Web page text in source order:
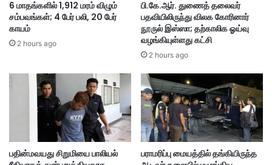
வே
தொ
ட
ரு
அ
மு
6 மாதங்களில் 1,912 மரம் விழும்
சம்பவங்கள்; 4 பேர் பலி, 20 பேர்
காயம்
2 hours ago
பி.கே.ஆர். துணைத் தலைவர்
பதவியிலிருந்து விலக கோரினார்
நூருல் இஸ்ஸா; தற்காலிக ஓய்வு
வழங்கியுள்ளது கட்சி
2 hours ago
பதின்மவயது சிறுமியை பாலியல்
பராமரிப்பு மையத்தில் தங்கியிருந்த